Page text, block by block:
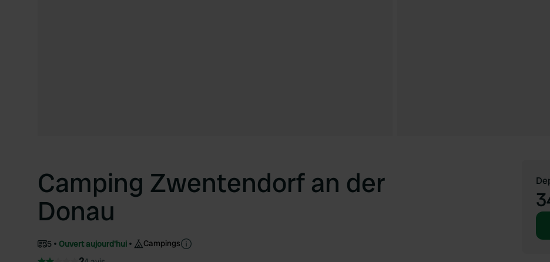
Camping Zwentendorf an der
Donau
5 Ouvert aujourd'hui Campings